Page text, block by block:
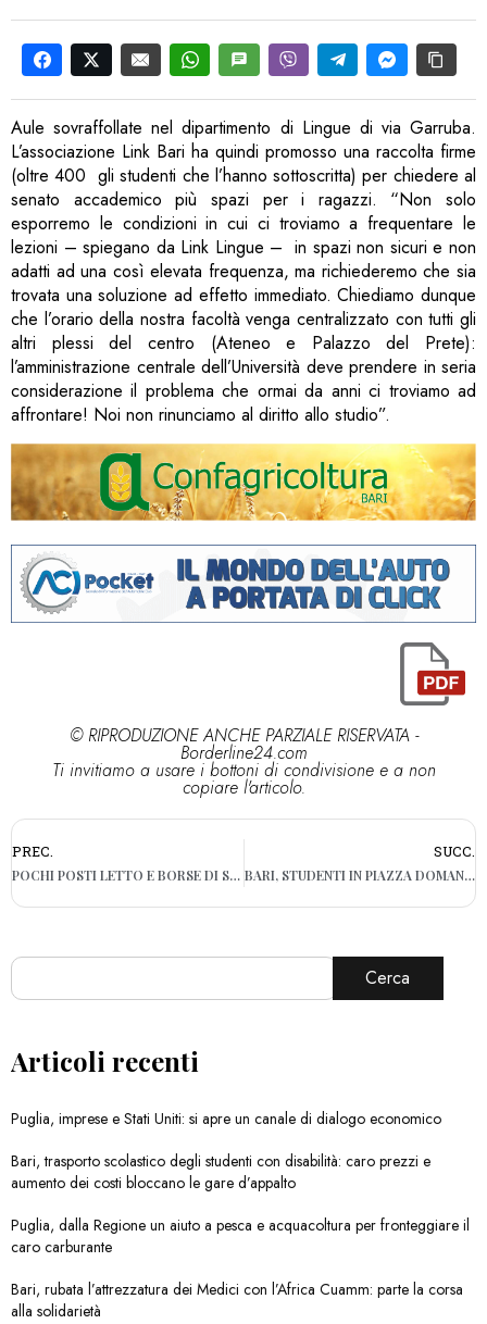
Aule sovraffollate nel dipartimento di Lingue di via Garruba.
L’associazione Link Bari ha quindi promosso una raccolta firme
(oltre 400 gli studenti che l’hanno sottoscritta) per chiedere al
senato accademico più spazi per i ragazzi. “Non solo
esporremo le condizioni in cui ci troviamo a frequentare le
lezioni – spiegano da Link Lingue – in spazi non sicuri e non
adatti ad una così elevata frequenza, ma richiederemo che sia
trovata una soluzione ad effetto immediato. Chiediamo dunque
che l’orario della nostra facoltà venga centralizzato con tutti gli
altri plessi del centro (Ateneo e Palazzo del Prete):
l’amministrazione centrale dell’Università deve prendere in seria
considerazione il problema che ormai da anni ci troviamo ad
affrontare! Noi non rinunciamo al diritto allo studio”.
© RIPRODUZIONE ANCHE PARZIALE RISERVATA -
Borderline24.com
Ti invitiamo a usare i bottoni di condivisione e a non
copiare l'articolo.
PREC.
POCHI POSTI LETTO E BORSE DI STUDIO LIMITATE: IN PUGLIA L’UNIVERSITÀ NON È PER TUTTI
SUCC.
BARI, STUDENTI IN PIAZZA DOMANI CONTRO L’ALTERNANZA SCUOLA – LAVORO
Cerca
Articoli recenti
Puglia, imprese e Stati Uniti: si apre un canale di dialogo economico
Bari, trasporto scolastico degli studenti con disabilità: caro prezzi e
aumento dei costi bloccano le gare d’appalto
Puglia, dalla Regione un aiuto a pesca e acquacoltura per fronteggiare il
caro carburante
Bari, rubata l’attrezzatura dei Medici con l’Africa Cuamm: parte la corsa
alla solidarietà